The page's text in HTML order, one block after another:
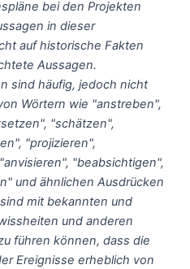
bei den Projekten
in dieser
auf historische Fakten
Aussagen.
sind häufig, jedoch nicht
Wörtern wie "anstreben",
"schätzen",
"projizieren",
"beabsichtigen",
und ähnlichen Ausdrücken
mit bekannten und
und anderen
führen können, dass die
Ereignisse erheblich von